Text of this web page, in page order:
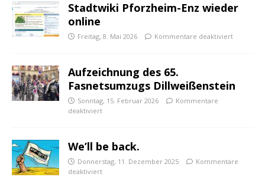
Stadtwiki Pforzheim-Enz wieder
online
Freitag, 8. Mai 2026 Kommentare deaktiviert
Aufzeichnung des 65.
Fasnetsumzugs Dillweißenstein
Sonntag, 15. Februar 2026
Kommentare
deaktiviert
We’ll be back.
Donnerstag, 11. Dezember 2025
Kommentare
deaktiviert